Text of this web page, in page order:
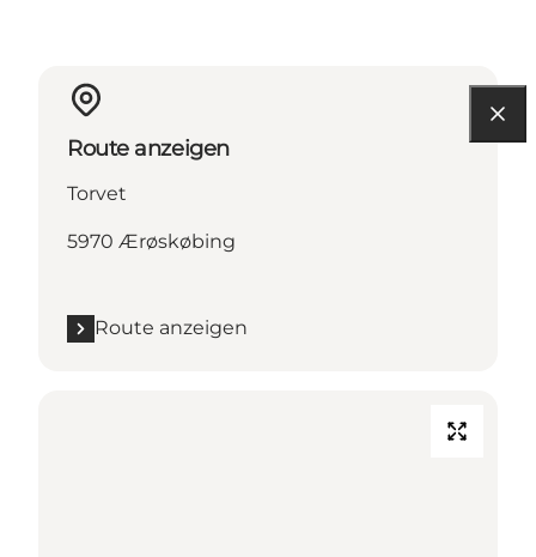
Route anzeigen
Torvet
5970 Ærøskøbing
Route anzeigen